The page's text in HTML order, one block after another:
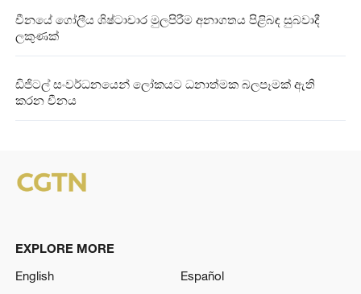
චීනයේ ගෝලීය ශිෂ්ටාචාර මුලපිරීම අනාගතය පිළිබඳ සුබවාදී
ලකුණක්
ඩිජිටල් සංවර්ධනයෙන් ලෝකයට ධනාත්මක බලපෑමක් ඇති
කරන චීනය
EXPLORE MORE
English
Español